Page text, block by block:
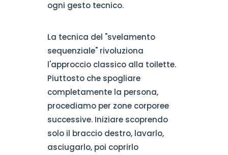
ogni gesto tecnico.
La tecnica del "svelamento
sequenziale" rivoluziona
l'approccio classico alla toilette.
Piuttosto che spogliare
completamente la persona,
procediamo per zone corporee
successive. Iniziare scoprendo
solo il braccio destro, lavarlo,
asciugarlo, poi coprirlo